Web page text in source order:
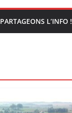
PARTAGEONS L’INFO !